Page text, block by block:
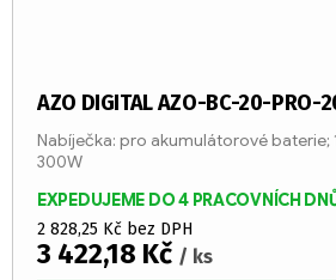
AZO DIGITAL AZO-BC-20-PRO-
EXPEDUJEME DO 4 PRACOVNÍCH
2 828,25 Kč bez DPH
3 422,18 Kč / ks
Nabíječka: pro akumulátorové baterie;
300W